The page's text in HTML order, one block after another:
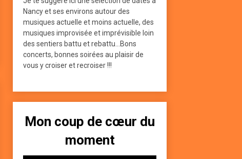
Nancy et ses environs autour des
musiques actuelle et moins actuelle, des
musiques improvisée et imprévisible loin
des sentiers battu et rebattu...Bons
concerts, bonnes soirées au plaisir de
vous y croiser et recroiser !!!
Mon coup de cœur du
moment